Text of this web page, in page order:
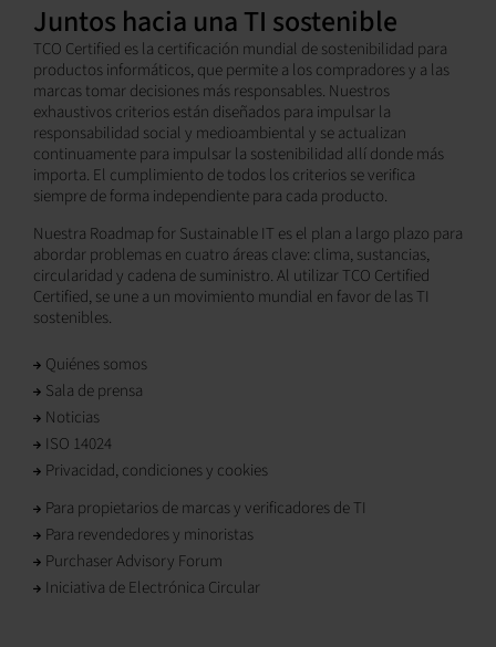
Juntos hacia una TI sostenible
TCO Certified es la certificación mundial de sostenibilidad para
productos informáticos, que permite a los compradores y a las
marcas tomar decisiones más responsables. Nuestros
exhaustivos criterios están diseñados para impulsar la
responsabilidad social y medioambiental y se actualizan
continuamente para impulsar la sostenibilidad allí donde más
importa. El cumplimiento de todos los criterios se verifica
siempre de forma independiente para cada producto.
Nuestra Roadmap for Sustainable IT es el plan a largo plazo para
abordar problemas en cuatro áreas clave: clima, sustancias,
circularidad y cadena de suministro. Al utilizar TCO Certified
Certified, se une a un movimiento mundial en favor de las TI
sostenibles.
Quiénes somos
Sala de prensa
Noticias
ISO 14024
Privacidad, condiciones y cookies
Para propietarios de marcas y verificadores de TI
Para revendedores y minoristas
Purchaser Advisory Forum
Iniciativa de Electrónica Circular